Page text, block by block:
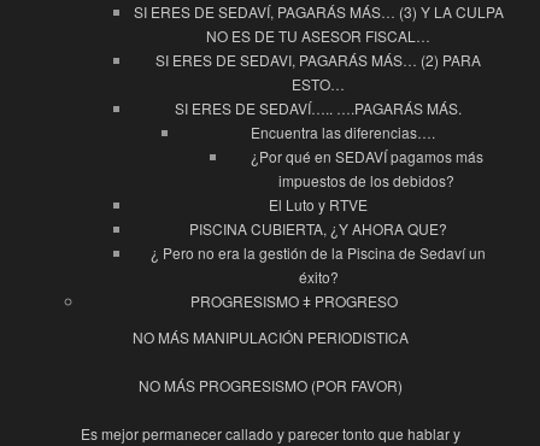
SI ERES DE SEDAVÍ, PAGARÁS MÁS… (3) Y LA CULPA
NO ES DE TU ASESOR FISCAL…
SI ERES DE SEDAVI, PAGARÁS MÁS… (2) PARA
ESTO…
SI ERES DE SEDAVÍ….. ….PAGARÁS MÁS.
Encuentra las diferencias….
¿Por qué en SEDAVÍ pagamos más
impuestos de los debidos?
El Luto y RTVE
PISCINA CUBIERTA, ¿Y AHORA QUE?
¿ Pero no era la gestión de la Piscina de Sedaví un
éxito?
PROGRESISMO ǂ PROGRESO
NO MÁS MANIPULACIÓN PERIODISTICA
NO MÁS PROGRESISMO (POR FAVOR)
Es mejor permanecer callado y parecer tonto que hablar y